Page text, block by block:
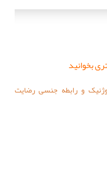
بخوانید
و رابطه جنسی رضایت